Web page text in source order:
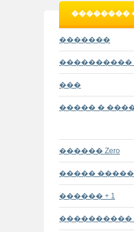
��������
�������
����������
���
����� �
������ Zero
�����
������ + 1
����������